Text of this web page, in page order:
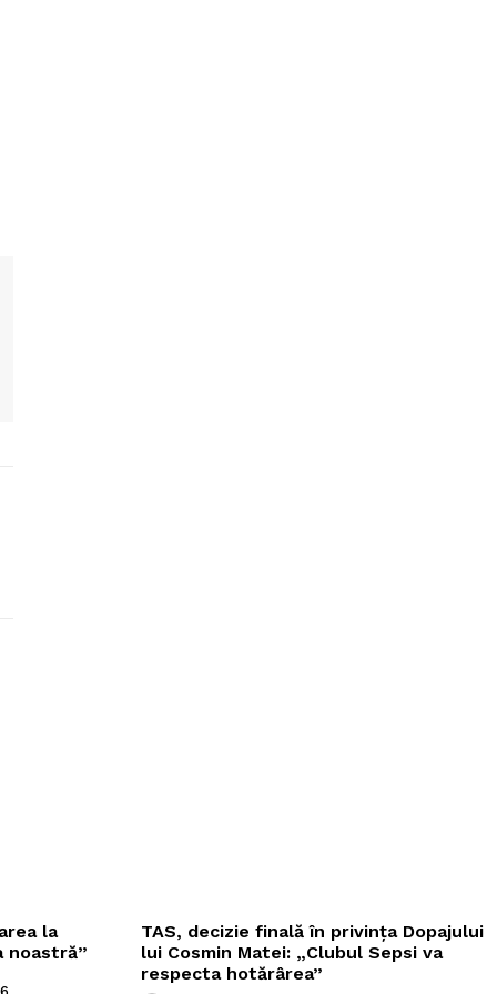
la
noastră”
TAS, decizie finală în privința Dopajului
lui Cosmin Matei: „Clubul Sepsi va
respecta hotărârea”